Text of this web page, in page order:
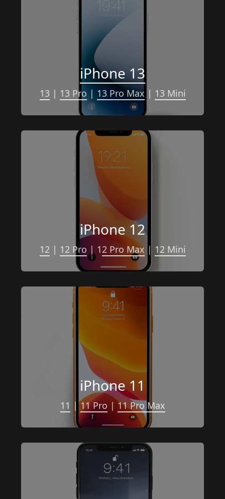
iPhone 13
13 | 13 Pro | 13 Pro Max | 13 Mini
iPhone 12
12 | 12 Pro | 12 Pro Max | 12 Mini
iPhone 11
11 | 11 Pro | 11 Pro Max